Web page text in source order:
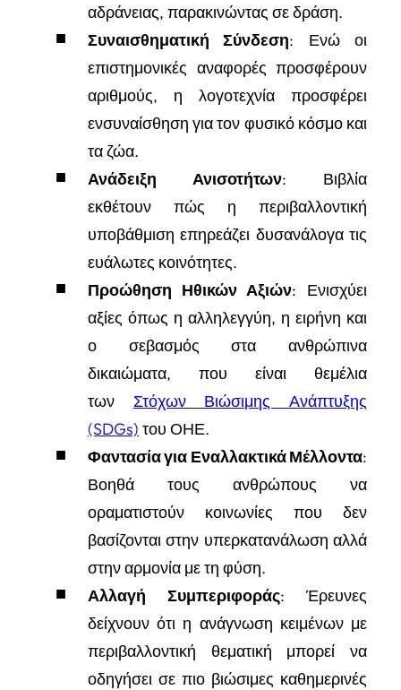
αδράνειας, παρακινώντας σε δράση.
Συναισθηματική Σύνδεση: Ενώ οι
επιστημονικές αναφορές προσφέρουν
αριθμούς, η λογοτεχνία προσφέρει
ενσυναίσθηση για τον φυσικό κόσμο και
τα ζώα.
Ανάδειξη Ανισοτήτων: Βιβλία
εκθέτουν πώς η περιβαλλοντική
υποβάθμιση επηρεάζει δυσανάλογα τις
ευάλωτες κοινότητες.
Προώθηση Ηθικών Αξιών: Ενισχύει
αξίες όπως η αλληλεγγύη, η ειρήνη και
ο σεβασμός στα ανθρώπινα
δικαιώματα, που είναι θεμέλια
των Στόχων Βιώσιμης Ανάπτυξης
(SDGs) του ΟΗΕ.
Φαντασία για Εναλλακτικά Μέλλοντα:
Βοηθά τους ανθρώπους να
οραματιστούν κοινωνίες που δεν
βασίζονται στην υπερκατανάλωση αλλά
στην αρμονία με τη φύση.
Αλλαγή Συμπεριφοράς: Έρευνες
δείχνουν ότι η ανάγνωση κειμένων με
περιβαλλοντική θεματική μπορεί να
οδηγήσει σε πιο βιώσιμες καθημερινές